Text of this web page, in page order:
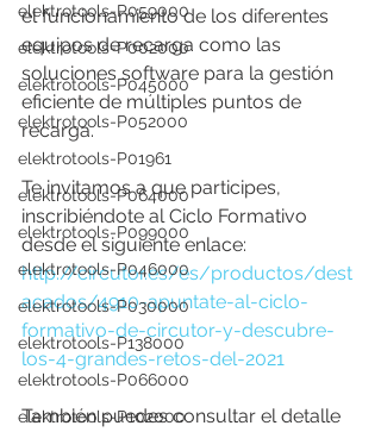
elektrotools-P059000
elektrotools-P002000
elektrotools-P045000
elektrotools-P052000
elektrotools-P01961
elektrotools-P064000
elektrotools-P099000
elektrotools-P046000
elektrotools-P030000
elektrotools-P138000
elektrotools-P066000
elektrotools-P102000
el funcionamiento de los diferentes
equipos de recarga como las
soluciones software para la gestión
eficiente de múltiples puntos de
recarga.
Te invitamos a que participes,
inscribiéndote al Ciclo Formativo
desde el siguiente enlace:
http://circutor.es/es/productos/dest
acados/4910-apuntate-al-ciclo-
formativo-de-circutor-y-descubre-
los-4-grandes-retos-del-2021
También puedes consultar el detalle